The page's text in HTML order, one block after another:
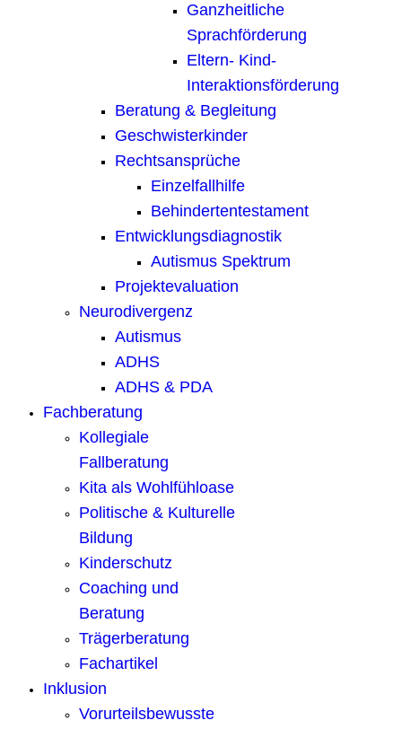
Ganzheitliche
Sprachförderung
Eltern- Kind-
Interaktionsförderung
Beratung & Begleitung
Geschwisterkinder
Rechtsansprüche
Einzelfallhilfe
Behindertentestament
Entwicklungsdiagnostik
Autismus Spektrum
Projektevaluation
Neurodivergenz
Autismus
ADHS
ADHS & PDA
Fachberatung
Kollegiale
Fallberatung
Kita als Wohlfühloase
Politische & Kulturelle
Bildung
Kinderschutz
Coaching und
Beratung
Trägerberatung
Fachartikel
Inklusion
Vorurteilsbewusste